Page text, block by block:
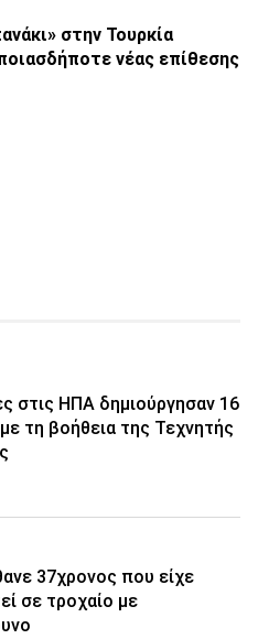
στην Τουρκία
νέας επίθεσης
στις ΗΠΑ δημιούργησαν 16
τη βοήθεια της Τεχνητής
37χρονος που είχε
σε τροχαίο με